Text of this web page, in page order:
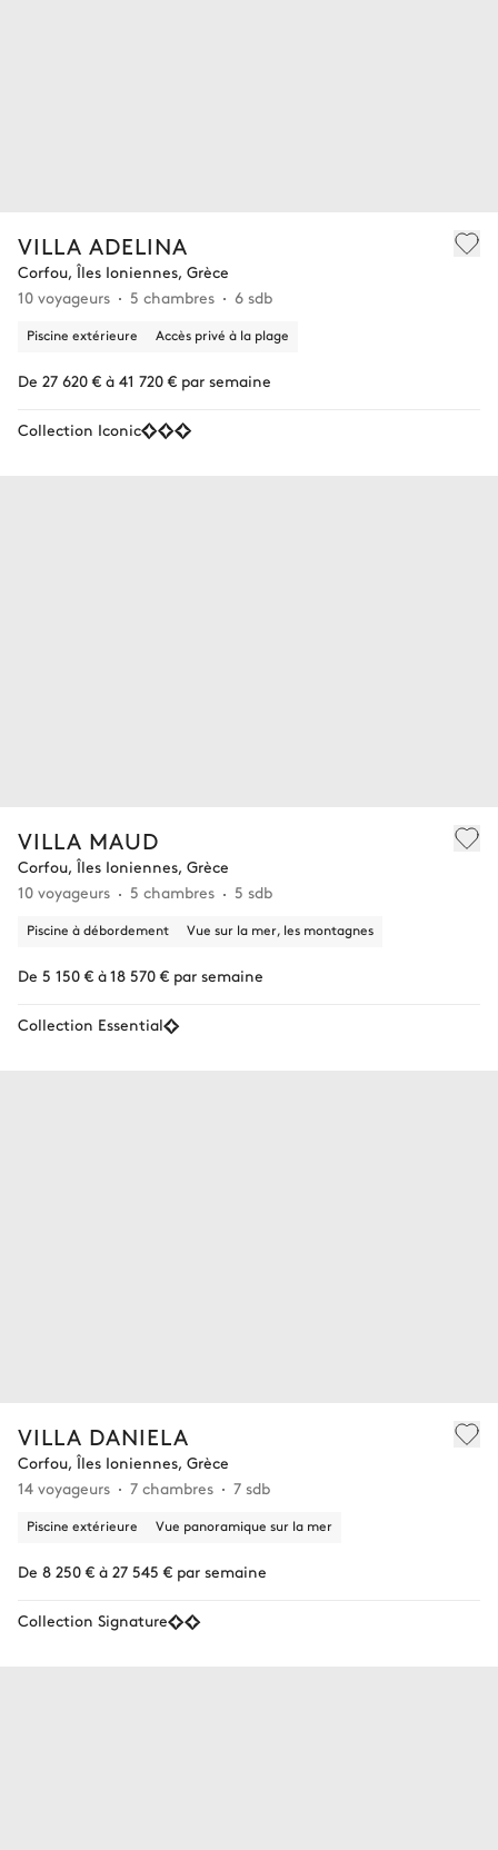
VILLA ADELINA
Corfou, Îles Ioniennes, Grèce
10 voyageurs
5 chambres 6 sdb
Piscine extérieure Accès privé à la plage
De 27 620 € à 41 720 € par semaine
Collection Iconic
VILLA MAUD
Corfou, Îles Ioniennes, Grèce
10 voyageurs
5 chambres 5 sdb
Piscine à débordement Vue sur la mer, les montagnes
De 5 150 € à 18 570 € par semaine
Collection Essential
VILLA DANIELA
Corfou, Îles Ioniennes, Grèce
14 voyageurs
7 chambres 7 sdb
Piscine extérieure Vue panoramique sur la mer
De 8 250 € à 27 545 € par semaine
Collection Signature